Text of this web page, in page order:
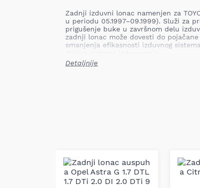
Zadnji izduvni lonac namenjen za
u periodu 05.1997–09.1999). Služi za
prigušenje buke u završnom delu
zadnji lonac može dovesti do
smanjenja efikasnosti izduvnog
Mesto ugradnje: zadnji
originalnih dimenzija i
zvuka i sigurno odvođenje izduvnih
Detaljnije